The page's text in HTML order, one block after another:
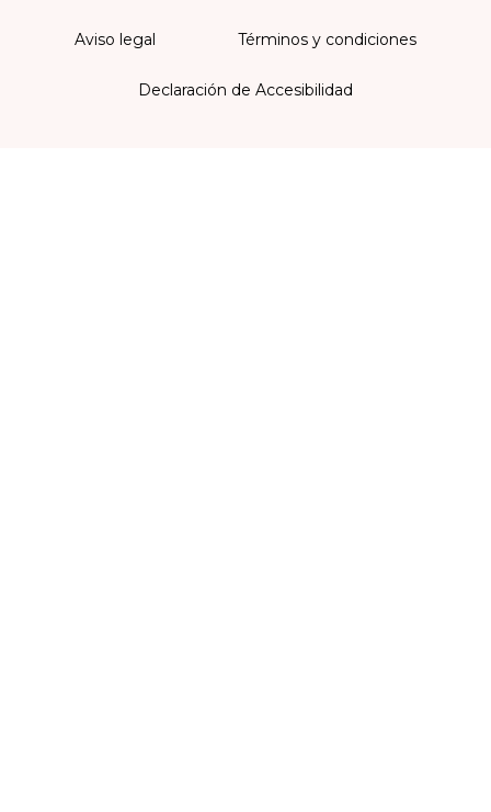
Aviso legal Términos y condiciones
Declaración de Accesibilidad